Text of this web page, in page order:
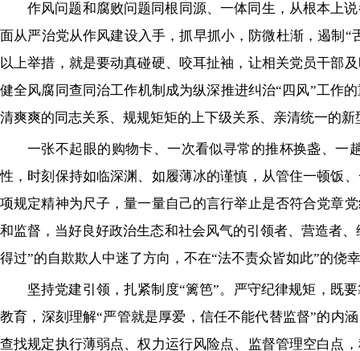
作风问题和腐败问题同根同源、一体同生，从根本上
面从严治党从作风建设入手，抓早抓小，防微杜渐，遏制
以上举措，就是要动真碰硬、咬耳扯袖，让相关党员干部
健全风腐同查同治工作机制成为纵深推进纠治“四风”工作
清爽爽的同志关系、规规矩矩的上下级关系、亲清统一的
一张不起眼的购物卡、一次看似寻常的推杯换盏、一
性，时刻保持如临深渊、如履薄冰的谨慎，从管住一顿饭
项规定精神为尺子，量一量自己的言行举止是否符合党章
和监督，当好良好政治生态和社会风气的引领者、营造者
得过”的自欺欺人中迷了方向，不在“法不责众皆如此”的侥
坚持党建引领，扎紧制度“篱笆”。严守纪律规矩，既
教育，深刻理解“严管就是厚爱，信任不能代替监督”的内
查找规定执行薄弱点、权力运行风险点、监督管理空白点